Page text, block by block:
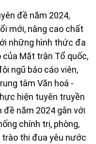
đề năm 2024,
mới, nâng cao chất
những hình thức đa
của Mặt trận Tổ quốc,
ngũ báo cáo viên,
tâm Văn hoá -
hiện tuyên truyền
năm 2024 gắn với
chính trị, phòng,
trào thi đua yêu nước